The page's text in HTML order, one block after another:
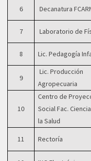
6 Decanatura
7 Laboratorio de
8 Lic. Pedagogía
9
Lic. Producción
Agropecuaria
10
Centro de
Social Fac.
la Salud
11 Rectoría